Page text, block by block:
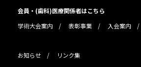
会員・(歯科)医療関係者はこちら
学術大会案内
表彰事業 入会案内
お知らせ リンク集